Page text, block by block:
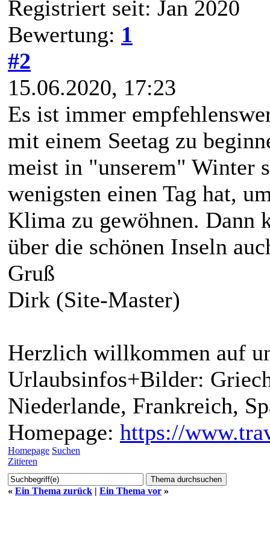
Registriert seit: Jan 2020
Bewertung: 1
#2
15.06.2020, 17:23
Es ist immer
mit einem Seetag zu
meist in "unserem" Winter
wenigsten einen Tag hat,
Klima zu gewöhnen. Dann
über die schönen Inseln
Gruß
Dirk (Site-Master)
Herzlich willkommen auf
Urlaubsinfos+Bilder:
Niederlande, Frankreich,
Homepage: https://
Homepage Suchen
Zitieren
« Ein Thema zurück | Ein Thema vor »